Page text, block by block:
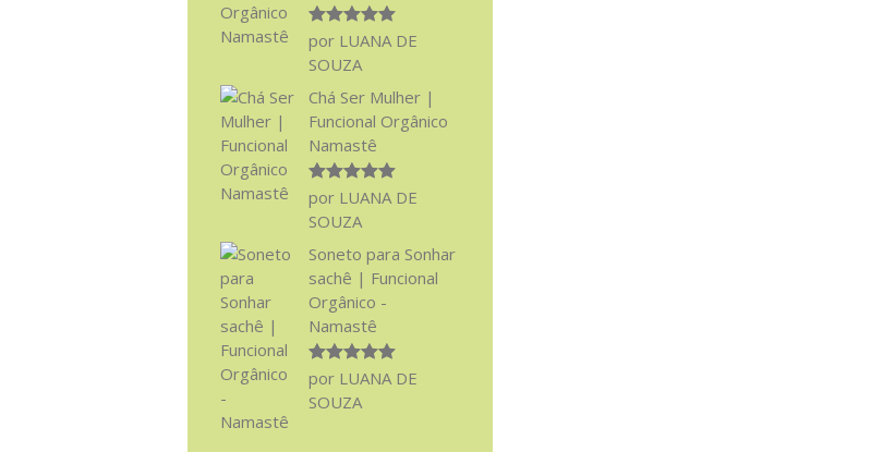
Avaliação5
de 5
por LUANA DE
SOUZA
Chá Ser Mulher |
Funcional Orgânico
Namastê
Avaliação5
de 5
por LUANA DE
SOUZA
Soneto para Sonhar
sachê | Funcional
Orgânico -
Namastê
Avaliação5
de 5
por LUANA DE
SOUZA